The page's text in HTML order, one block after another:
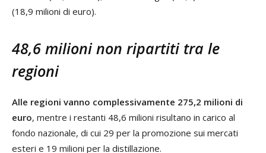
(18,9 milioni di euro).
48,6 milioni non ripartiti tra le
regioni
Alle regioni vanno complessivamente 275,2 milioni di
euro, mentre i restanti 48,6 milioni risultano in carico al
fondo nazionale, di cui 29 per la promozione sui mercati
esteri e 19 milioni per la distillazione.